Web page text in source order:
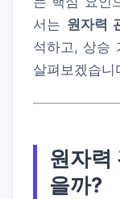
서는 원자력
석하고, 상승
살펴보겠습니
원자력
을까?